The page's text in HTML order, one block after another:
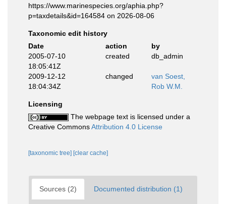
https://www.marinespecies.org/aphia.php?
p=taxdetails&id=164584 on 2026-08-06
Taxonomic edit history
Date
action
by
2005-07-10
18:05:41Z
created db_admin
2009-12-12
18:04:34Z
changed
van Soest,
Rob W.M.
Licensing
The webpage text is licensed under a
Creative CommonsAttribution 4.0 License
[taxonomic tree] [clear cache]
Sources (2) Documented distribution (1)